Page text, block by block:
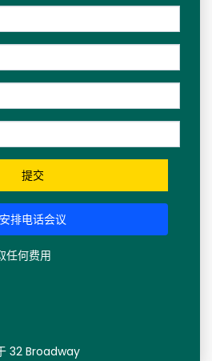
提交
安排电话会议
任何费用
32 Broadway